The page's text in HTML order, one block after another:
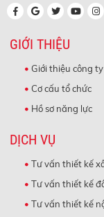
GIỚI THIỆU
Giới thiệu công ty
Cơ cấu tổ chức
Hồ sơ năng lực
DỊCH VỤ
Tư vấn thiết kế
Tư vấn thiết kế
Tư vấn thiết kế